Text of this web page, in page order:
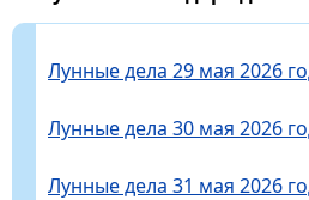
Лунные дела 29 мая 2026
Лунные дела 30 мая 2026
Лунные дела 31 мая 2026